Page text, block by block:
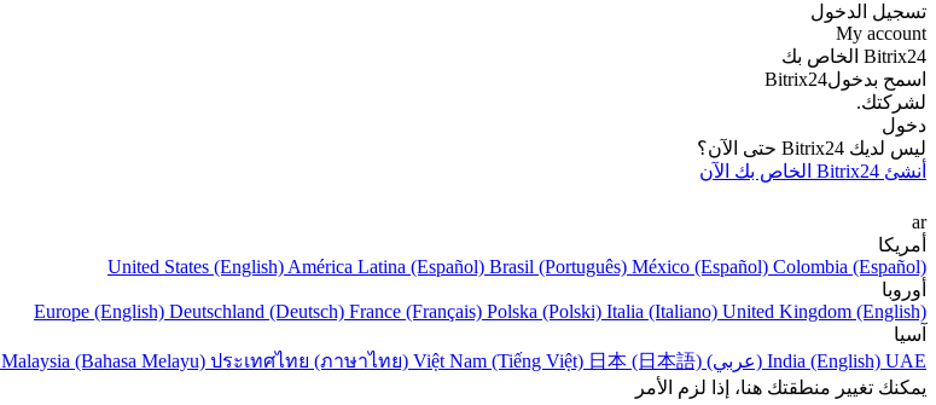
تسجيل الدخول
My account
Bitrix24 الخاص بك
اسمح بدخولBitrix24
لشركتك.
دخول
ليس لديك Bitrix24 حتى الآن؟
أنشئ Bitrix24 الخاص بك الآن
ar
أمريكا
United States (English) América Latina (Español) Brasil (Português) México (Español) Colombia (Español)
أوروبا
Europe (English) Deutschland (Deutsch) France (Français) Polska (Polski) Italia (Italiano) United Kingdom (English)
آسيا
India (English) UAE (عربي) Malaysia (Bahasa Melayu) ประเทศไทย (ภาษาไทย) Việt Nam (Tiếng Việt) 日本 (日本語)
يمكنك تغيير منطقتك هنا، إذا لزم الأمر